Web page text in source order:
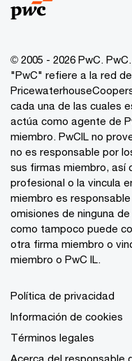
© 2005 - 2026 PwC.
"PwC" refiere a la red
cada una de las cuales
actúa como agente de
miembro. PwCIL no
no es responsable por
sus firmas miembro, así
profesional o la vincula
miembro es
omisiones de ninguna
como tampoco puede
otra firma miembro o
miembro o PwC IL.
Política de privacidad
Información de cookies
Términos legales
Acerca del responsable